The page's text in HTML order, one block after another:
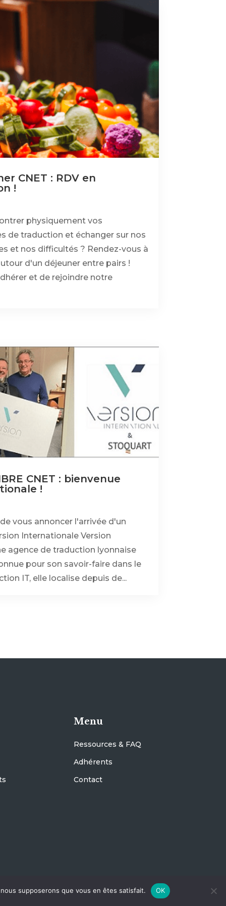
CNET : RDV en
!
physiquement vos
de traduction et échanger sur nos
et nos difficultés ? Rendez-vous à
d'un déjeuner entre pairs !
et de rejoindre notre
CNET : bienvenue
!
vous annoncer l'arrivée d'un
Internationale Version
agence de traduction lyonnaise
pour son savoir-faire dans le
IT, elle localise depuis de...
Menu
Ressources & FAQ
Adhérents
Contact
supposerons que vous en êtes satisfait. OK